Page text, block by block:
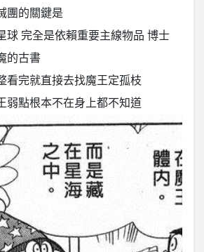
團的關鍵是
球 完全是依賴重要主線物品 博士
的古書
看完就直接去找魔王定孤枝
弱點根本不在身上都不知道